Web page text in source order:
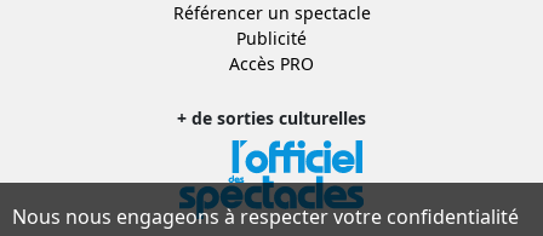
Référencer un spectacle
Publicité
Accès PRO
+ de sorties culturelles
Nous nous engageons à respecter votre confidentialité